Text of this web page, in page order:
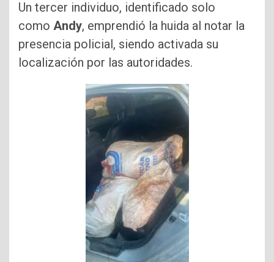
Un tercer individuo, identificado solo
como Andy, emprendió la huida al notar la
presencia policial, siendo activada su
localización por las autoridades.